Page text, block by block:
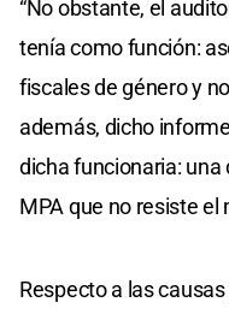
“No obstante, el
tenía como función:
fiscales de género y
además, dicho
dicha funcionaria: una
MPA que no resiste el
Respecto a las